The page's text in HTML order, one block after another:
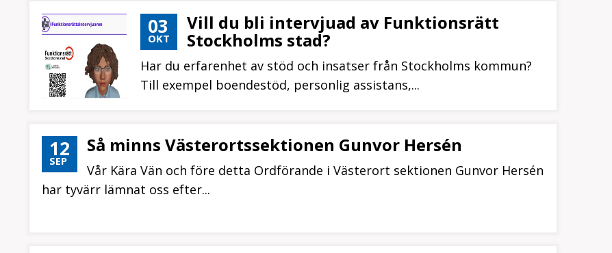
03
OKT
Vill du bli intervjuad av Funktionsrätt
Stockholms stad?
Har du erfarenhet av stöd och insatser från Stockholms kommun?
Till exempel boendestöd, personlig assistans,...
12
SEP
Så minns Västerortssektionen Gunvor Hersén
Vår Kära Vän och före detta Ordförande i Västerort sektionen Gunvor Hersén
har tyvärr lämnat oss efter...